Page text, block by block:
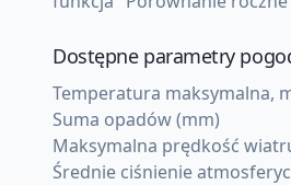
Dostępne parametry
Temperatura maksymalna,
Suma opadów (mm)
Maksymalna prędkość
Średnie ciśnienie